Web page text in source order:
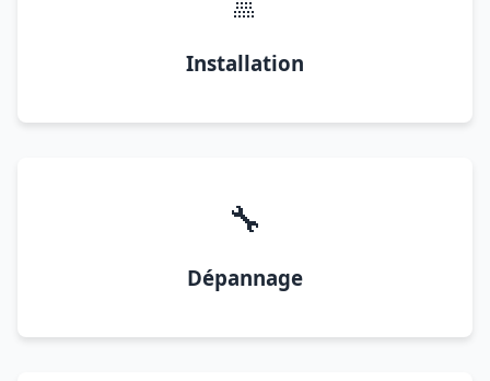
Installation
🔧
Dépannage